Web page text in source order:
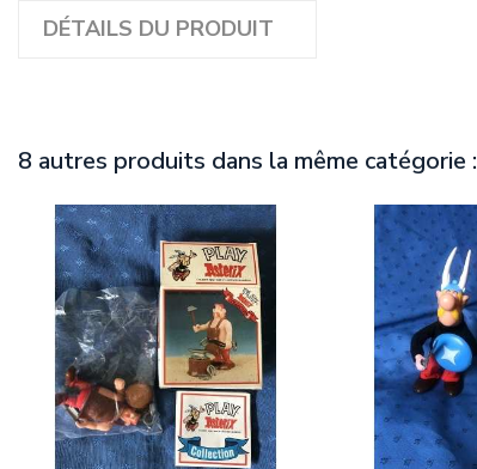
DÉTAILS DU PRODUIT
8 autres produits dans la même catégorie :